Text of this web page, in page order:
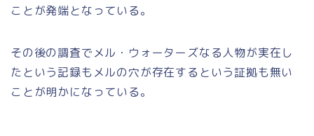
ことが発端となっている。
その後の調査でメル・ウォーターズなる人物が実在し
たという記録もメルの穴が存在するという証拠も無い
ことが明かになっている。